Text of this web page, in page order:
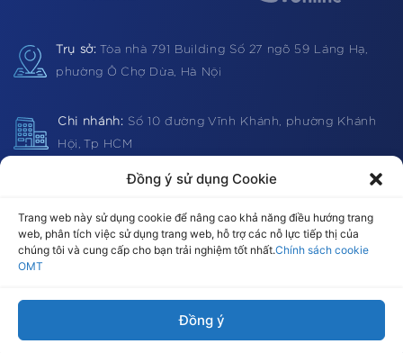
Đồng ý sử dụng Cookie
Trang web này sử dụng cookie để nâng cao khả năng điều hướng trang
web, phân tích việc sử dụng trang web, hỗ trợ các nỗ lực tiếp thị của
chúng tôi và cung cấp cho bạn trải nghiệm tốt nhất.Chính sách cookie
OMT
Đồng ý
Trụ sở: Tòa nhà 791 Building Số 27 ngõ 59 Láng Hạ,
phường Ô Chợ Dừa, Hà Nội
Chi nhánh: Số 10 đường Vĩnh Khánh, phường Khánh
Hội, Tp HCM
Hotline: 1900 0362 (VN) 0983 812403 (Global)
Theo dõi chúng tôi: